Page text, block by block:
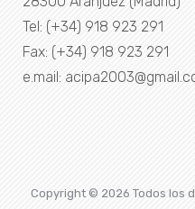
Tel: (+34) 918 923 291
Fax: (+34) 918 923 291
e.mail:
Copyright © 2026 Todos los